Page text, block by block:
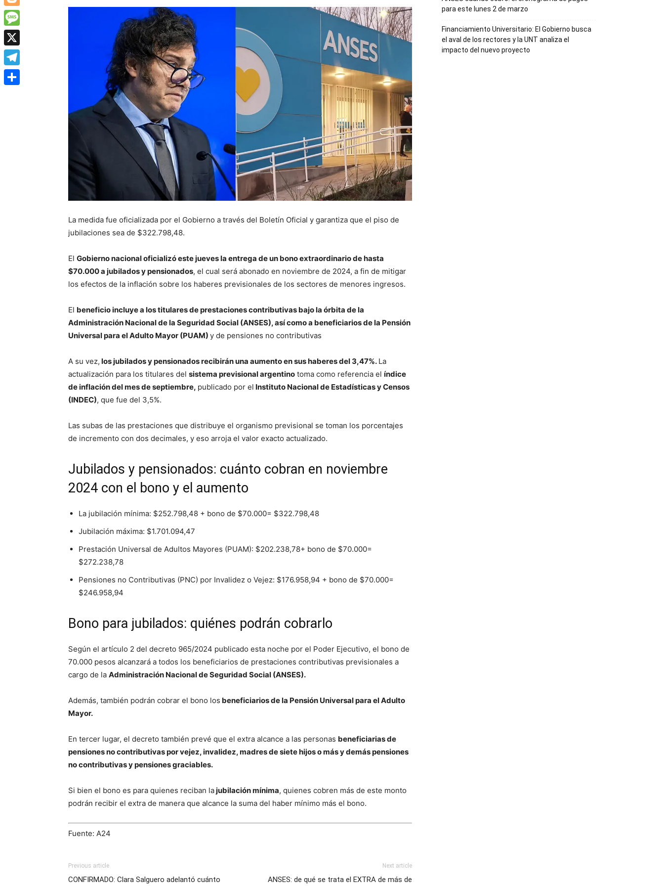
La medida fue oficializada por el Gobierno a través del Boletín Oficial y garantiza que el piso de
jubilaciones sea de $322.798,48.
El Gobierno nacional oficializó este jueves la entrega de un bono extraordinario de hasta
$70.000 a jubilados y pensionados, el cual será abonado en noviembre de 2024, a fin de mitigar
los efectos de la inflación sobre los haberes previsionales de los sectores de menores ingresos.
El beneficio incluye a los titulares de prestaciones contributivas bajo la órbita de la
Administración Nacional de la Seguridad Social (ANSES), así como a beneficiarios de la Pensión
Universal para el Adulto Mayor (PUAM) y de pensiones no contributivas
A su vez, los jubilados y pensionados recibirán una aumento en sus haberes del 3,47%. La
actualización para los titulares del sistema previsional argentino toma como referencia el índice
de inflación del mes de septiembre, publicado por el Instituto Nacional de Estadísticas y Censos
(INDEC), que fue del 3,5%.
Las subas de las prestaciones que distribuye el organismo previsional se toman los porcentajes
de incremento con dos decimales, y eso arroja el valor exacto actualizado.
Jubilados y pensionados: cuánto cobran en noviembre
2024 con el bono y el aumento
La jubilación mínima: $252.798,48 + bono de $70.000= $322.798,48
Jubilación máxima: $1.701.094,47
Prestación Universal de Adultos Mayores (PUAM): $202.238,78+ bono de $70.000=
$272.238,78
Pensiones no Contributivas (PNC) por Invalidez o Vejez: $176.958,94 + bono de $70.000=
$246.958,94
Bono para jubilados: quiénes podrán cobrarlo
Según el artículo 2 del decreto 965/2024 publicado esta noche por el Poder Ejecutivo, el bono de
70.000 pesos alcanzará a todos los beneficiarios de prestaciones contributivas previsionales a
cargo de la Administración Nacional de Seguridad Social (ANSES).
Además, también podrán cobrar el bono los beneficiarios de la Pensión Universal para el Adulto
Mayor.
En tercer lugar, el decreto también prevé que el extra alcance a las personas beneficiarias de
pensiones no contributivas por vejez, invalidez, madres de siete hijos o más y demás pensiones
no contributivas y pensiones graciables.
Si bien el bono es para quienes reciban lajubilación mínima, quienes cobren más de este monto
podrán recibir el extra de manera que alcance la suma del haber mínimo más el bono.
Fuente: A24
Previous article
CONFIRMADO: Clara Salguero adelantó cuánto
Next article
ANSES: de qué se trata el EXTRA de más de
para este lunes 2 de marzo
Financiamiento Universitario: El Gobierno busca
el aval de los rectores y la UNT analiza el
impacto del nuevo proyecto
Blogger
Message
X
Telegram